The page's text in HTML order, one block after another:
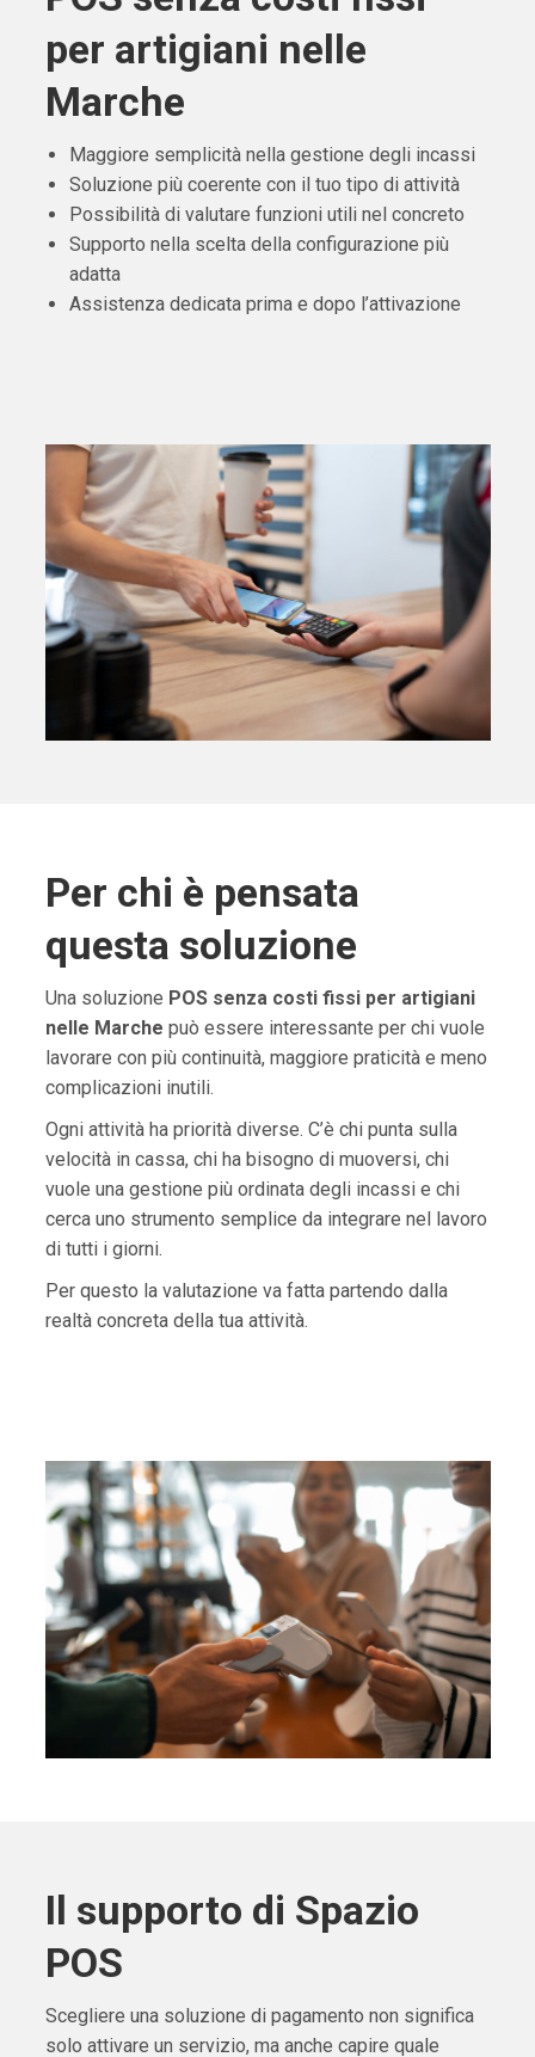
per artigiani nelle
Marche
Maggiore semplicità nella gestione degli incassi
Soluzione più coerente con il tuo tipo di attività
Possibilità di valutare funzioni utili nel concreto
Supporto nella scelta della configurazione più
adatta
Assistenza dedicata prima e dopo l’attivazione
Per chi è pensata
questa soluzione
Una soluzione POS senza costi fissi per artigiani
nelle Marche può essere interessante per chi vuole
lavorare con più continuità, maggiore praticità e meno
complicazioni inutili.
Ogni attività ha priorità diverse. C’è chi punta sulla
velocità in cassa, chi ha bisogno di muoversi, chi
vuole una gestione più ordinata degli incassi e chi
cerca uno strumento semplice da integrare nel lavoro
di tutti i giorni.
Per questo la valutazione va fatta partendo dalla
realtà concreta della tua attività.
Il supporto di Spazio
POS
Scegliere una soluzione di pagamento non significa
solo attivare un servizio, ma anche capire quale